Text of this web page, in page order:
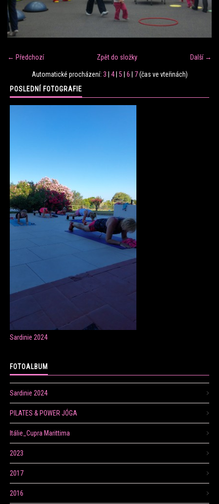
FITNESS TRÉNINK
FIT CLUB VERONIKA
CENÍK
ONLINE LEKCE CVIČENÍ
veronika.franova@centrum.cz
← Předchozí Další →
Zpět do složky
Automatické procházení: 3 | 4| 5 | 6 | 7(čas ve vteřinách)
POSLEDNÍ FOTOGRAFIE
Sardinie 2024
FOTOALBUM
Sardinie 2024
PILATES & POWER JÓGA
Itálie_Cupra Marittima
2023
2017
2016